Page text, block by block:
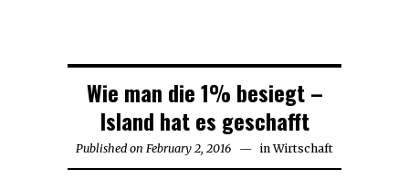
Wie man die 1% besiegt –
Island hat es geschafft
Published on February 2, 2016 in Wirtschaft